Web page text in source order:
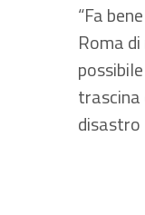
“Fa
Roma
disastro